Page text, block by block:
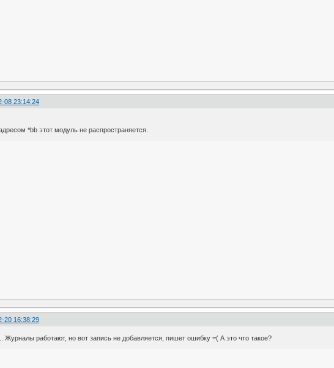
08 23:14:24
*bb этот модуль не распространяется.
20 16:38:29
Журналы работают, но вот запись не добавляется, пишет ошибку =( А это что такое?